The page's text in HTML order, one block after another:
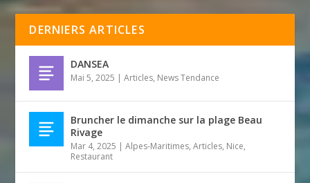
DERNIERS ARTICLES
DANSEA
Mai 5, 2025 |Articles, News Tendance
Bruncher le dimanche sur la plage Beau
Rivage
Mar 4, 2025 |Alpes-Maritimes,Articles, Nice,
Restaurant